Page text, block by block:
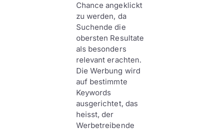
Chance angeklickt
zu werden, da
Suchende die
obersten Resultate
als besonders
relevant erachten.
Die Werbung wird
auf bestimmte
Keywords
ausgerichtet, das
heisst, der
Werbetreibende